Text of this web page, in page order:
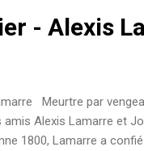
- Alexis
Meurtre par
Alexis Lamarre et
1800, Lamarre a